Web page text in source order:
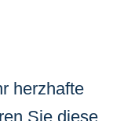
herzhafte
Sie diese